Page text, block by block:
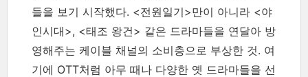
들을 보기 시작했다. <전원일기>만이 아니라 <야
인시대>, <태조 왕건> 같은 드라마들을 연달아 방
영해주는 케이블 채널의 소비층으로 부상한 것. 여
기에 OTT처럼 아무 때나 다양한 옛 드라마들을 선